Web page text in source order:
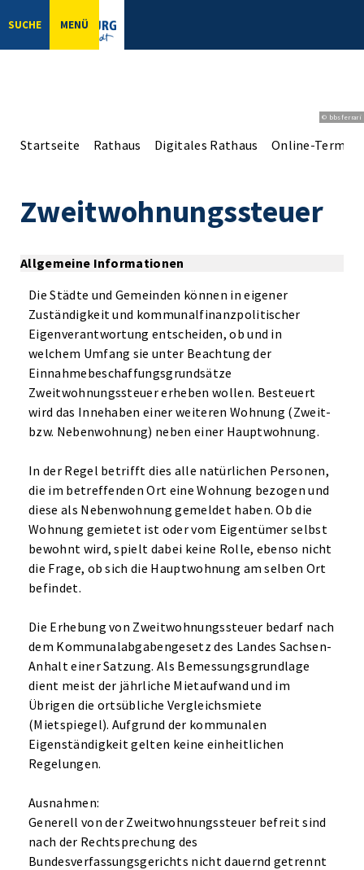
SUCHE MENÜ
© bbsferrari
Startseite Rathaus Digitales Rathaus Online-
Zweitwohnungssteuer
Allgemeine Informationen
Die Städte und Gemeinden können in eigener
Zuständigkeit und kommunalfinanzpolitischer
Eigenverantwortung entscheiden, ob und in
welchem Umfang sie unter Beachtung der
Einnahmebeschaffungsgrundsätze
Zweitwohnungssteuer erheben wollen. Besteuert
wird das Innehaben einer weiteren Wohnung (Zweit-
bzw. Nebenwohnung) neben einer Hauptwohnung.
In der Regel betrifft dies alle natürlichen Personen,
die im betreffenden Ort eine Wohnung bezogen und
diese als Nebenwohnung gemeldet haben. Ob die
Wohnung gemietet ist oder vom Eigentümer selbst
bewohnt wird, spielt dabei keine Rolle, ebenso nicht
die Frage, ob sich die Hauptwohnung am selben Ort
befindet.
Die Erhebung von Zweitwohnungssteuer bedarf nach
dem Kommunalabgabengesetz des Landes Sachsen-
Anhalt einer Satzung. Als Bemessungsgrundlage
dient meist der jährliche Mietaufwand und im
Übrigen die ortsübliche Vergleichsmiete
(Mietspiegel). Aufgrund der kommunalen
Eigenständigkeit gelten keine einheitlichen
Regelungen.
Ausnahmen:
Generell von der Zweitwohnungssteuer befreit sind
nach der Rechtsprechung des
Bundesverfassungsgerichts nicht dauernd getrennt